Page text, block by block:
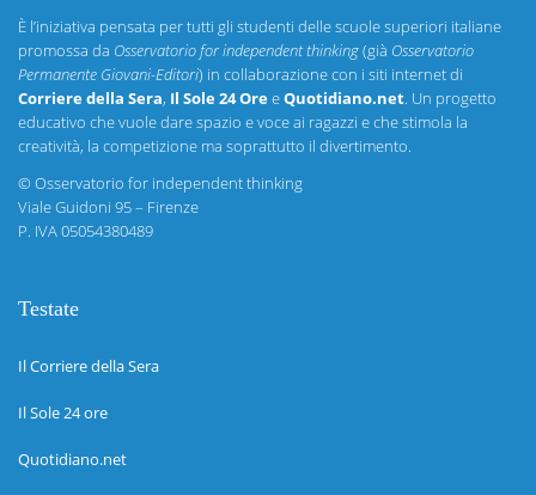
È l’iniziativa pensata per tutti gli studenti delle scuole superiori italiane
promossa da Osservatorio for independent thinking(già Osservatorio
Permanente Giovani-Editori) in collaborazione con i siti internet di
Corriere della Sera, Il Sole 24 OreeQuotidiano.net. Un progetto
educativo che vuole dare spazio e voce ai ragazzi e che stimola la
creatività, la competizione ma soprattutto il divertimento.
©Osservatorio for independent thinking
Viale Guidoni 95 – Firenze
P. IVA 05054380489
Testate
Il Corriere della Sera
Il Sole 24 ore
Quotidiano.net